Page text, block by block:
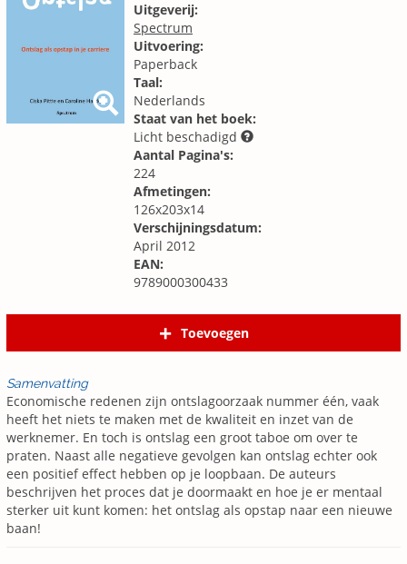
Uitgeverij:
Spectrum
Uitvoering:
Paperback
Taal:
Nederlands
Staat van het boek:
Licht beschadigd
Aantal Pagina's:
224
Afmetingen:
126x203x14
Verschijningsdatum:
April 2012
EAN:
9789000300433
Toevoegen
Samenvatting
Economische redenen zijn ontslagoorzaak nummer één, vaak
heeft het niets te maken met de kwaliteit en inzet van de
werknemer. En toch is ontslag een groot taboe om over te
praten. Naast alle negatieve gevolgen kan ontslag echter ook
een positief effect hebben op je loopbaan. De auteurs
beschrijven het proces dat je doormaakt en hoe je er mentaal
sterker uit kunt komen: het ontslag als opstap naar een nieuwe
baan!